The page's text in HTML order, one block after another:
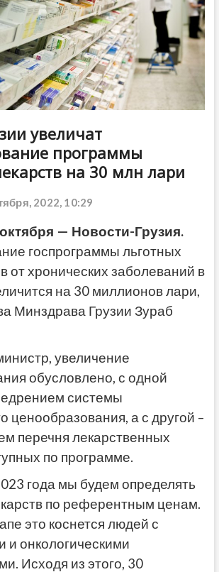
увеличат
программы
на 30 млн лари
2022, 10:29
— Новости-Грузия.
госпрограммы льготных
от хронических заболеваний в
на 30 миллионов лари,
Минздрава Грузии Зураб
увеличение
обусловлено, с одной
системы
ценообразования, а с другой –
перечня лекарственных
по программе.
года мы будем определять
по референтным ценам.
это коснется людей с
и онкологическими
Исходя из этого, 30